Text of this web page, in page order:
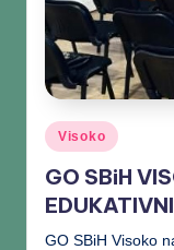
Visoko
GO SBiH
GO SBiH Visoko